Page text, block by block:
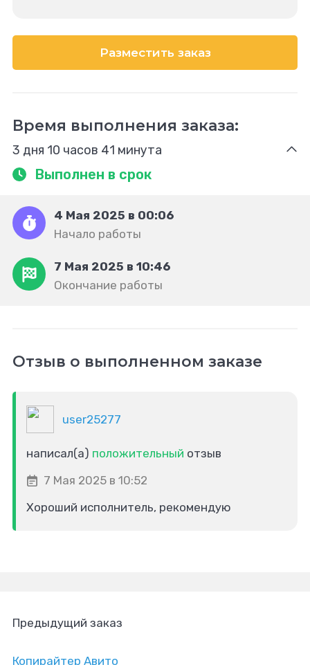
Разместить заказ
Время выполнения заказа:
3 дня 10 часов 41 минута
Выполнен в срок
4 Мая 2025 в 00:06
Начало работы
7 Мая 2025 в 10:46
Окончание работы
Отзыв о выполненном заказе
user25277
написал(а) положительный отзыв
7 Мая 2025 в 10:52
Хороший исполнитель, рекомендую
Предыдущий заказ
Копирайтер Авито